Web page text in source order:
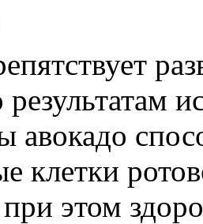
авокадо
клетки
этом